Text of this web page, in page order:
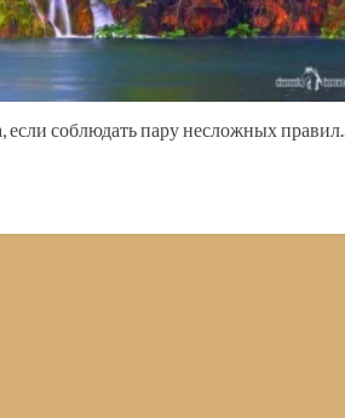
соблюдать пару несложных правил....